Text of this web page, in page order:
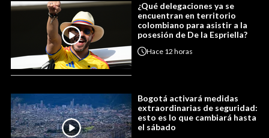
¿Qué delegaciones ya se
encuentran en territorio
colombiano para asistir a la
posesión de De la Espriella?
Hace 12 horas
Bogotá activará medidas
extraordinarias de seguridad:
esto es lo que cambiará hasta
el sábado